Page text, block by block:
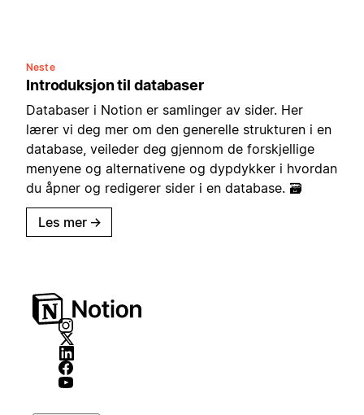
Neste
Introduksjon til databaser
Databaser i Notion er samlinger av sider. Her
lærer vi deg mer om den generelle strukturen i en
database, veileder deg gjennom de forskjellige
menyene og alternativene og dypdykker i hvordan
du åpner og redigerer sider i en database. 🗃
Les mer →